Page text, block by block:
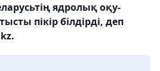
ядролық оқу-
пікір білдірді, деп